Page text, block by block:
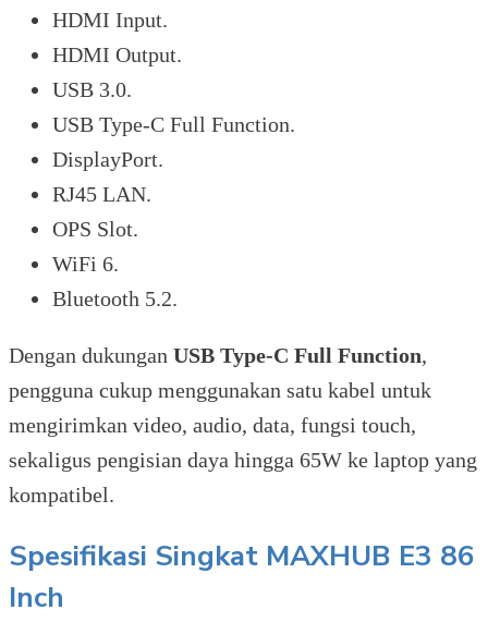
HDMI Input.
HDMI Output.
USB 3.0.
USB Type-C Full Function.
DisplayPort.
RJ45 LAN.
OPS Slot.
WiFi 6.
Bluetooth 5.2.
Dengan dukungan USB Type-C Full Function,
pengguna cukup menggunakan satu kabel untuk
mengirimkan video, audio, data, fungsi touch,
sekaligus pengisian daya hingga 65W ke laptop yang
kompatibel.
Spesifikasi Singkat MAXHUB E3 86
Inch